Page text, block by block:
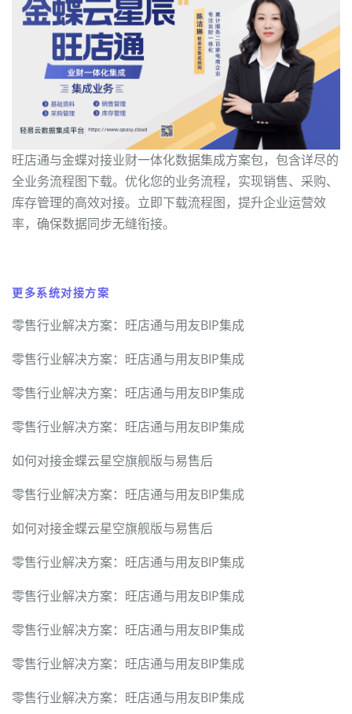
旺店通与金蝶对接业财一体化数据集成方案包，包含详尽的
全业务流程图下载。优化您的业务流程，实现销售、采购、
库存管理的高效对接。立即下载流程图，提升企业运营效
率，确保数据同步无缝衔接。
更多系统对接方案
零售行业解决方案：旺店通与用友BIP集成
零售行业解决方案：旺店通与用友BIP集成
零售行业解决方案：旺店通与用友BIP集成
零售行业解决方案：旺店通与用友BIP集成
如何对接金蝶云星空旗舰版与易售后
零售行业解决方案：旺店通与用友BIP集成
如何对接金蝶云星空旗舰版与易售后
零售行业解决方案：旺店通与用友BIP集成
零售行业解决方案：旺店通与用友BIP集成
零售行业解决方案：旺店通与用友BIP集成
零售行业解决方案：旺店通与用友BIP集成
零售行业解决方案：旺店通与用友BIP集成